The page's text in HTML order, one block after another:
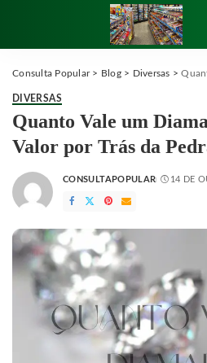
Consulta Popular> Blog> Diversas >Quanto
DIVERSAS
Quanto Vale um
Valor por Trás da
BY
CONSULTAPOPULAR 14 DE